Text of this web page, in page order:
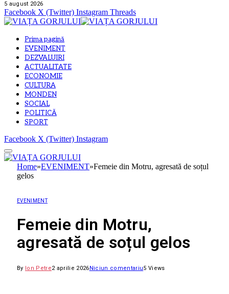
5 august 2026
Facebook X (Twitter) Instagram Threads
Prima pagină
EVENIMENT
DEZVALUIRI
ACTUALITATE
ECONOMIE
CULTURA
MONDEN
SOCIAL
POLITICĂ
SPORT
Facebook X (Twitter) Instagram
Home»EVENIMENT»Femeie din Motru, agresată de soțul
gelos
EVENIMENT
Femeie din Motru,
agresată de soțul gelos
By Ion Petre2 aprilie 2026Niciun comentariu5 Views